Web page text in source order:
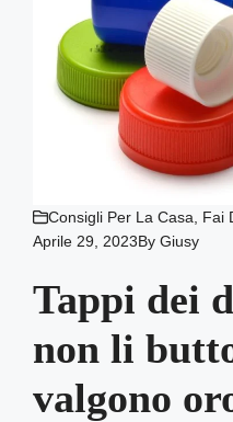
Consigli Per La Casa
Fai
Aprile 29, 2023ByGiusy
Tappi dei
non li
valgono